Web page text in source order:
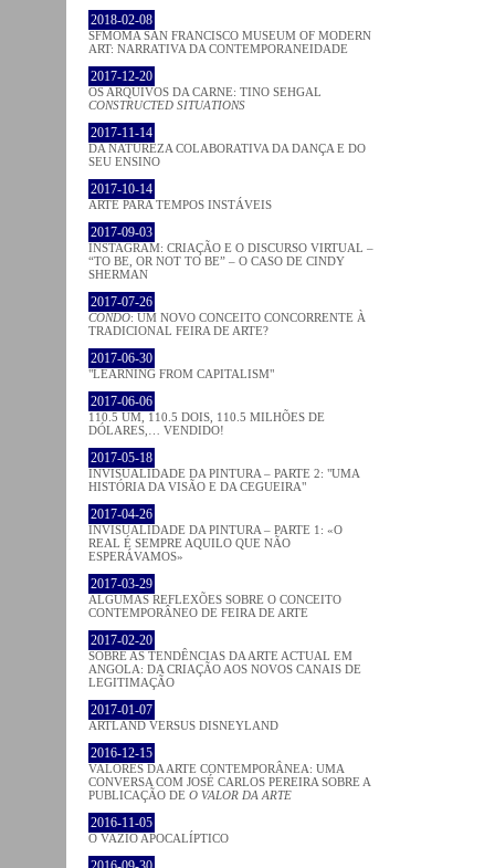
2018-02-08
SFMOMA SAN FRANCISCO MUSEUM OF MODERN
ART: NARRATIVA DA CONTEMPORANEIDADE
2017-12-20
OS ARQUIVOS DA CARNE: TINO SEHGAL
CONSTRUCTED SITUATIONS
2017-11-14
DA NATUREZA COLABORATIVA DA DANÇA E DO
SEU ENSINO
2017-10-14
ARTE PARA TEMPOS INSTÁVEIS
2017-09-03
INSTAGRAM: CRIAÇÃO E O DISCURSO VIRTUAL –
“TO BE, OR NOT TO BE” – O CASO DE CINDY
SHERMAN
2017-07-26
CONDO: UM NOVO CONCEITO CONCORRENTE À
TRADICIONAL FEIRA DE ARTE?
2017-06-30
"LEARNING FROM CAPITALISM"
2017-06-06
110.5 UM, 110.5 DOIS, 110.5 MILHÕES DE
DÓLARES,… VENDIDO!
2017-05-18
INVISUALIDADE DA PINTURA – PARTE 2: "UMA
HISTÓRIA DA VISÃO E DA CEGUEIRA"
2017-04-26
INVISUALIDADE DA PINTURA – PARTE 1: «O
REAL É SEMPRE AQUILO QUE NÃO
ESPERÁVAMOS»
2017-03-29
ALGUMAS REFLEXÕES SOBRE O CONCEITO
CONTEMPORÂNEO DE FEIRA DE ARTE
2017-02-20
SOBRE AS TENDÊNCIAS DA ARTE ACTUAL EM
ANGOLA: DA CRIAÇÃO AOS NOVOS CANAIS DE
LEGITIMAÇÃO
2017-01-07
ARTLAND VERSUS DISNEYLAND
2016-12-15
VALORES DA ARTE CONTEMPORÂNEA: UMA
CONVERSA COM JOSÉ CARLOS PEREIRA SOBRE A
PUBLICAÇÃO DE O VALOR DA ARTE
2016-11-05
O VAZIO APOCALÍPTICO